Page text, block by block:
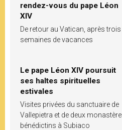
rendez-vous du pape Léon
XIV
De retour au Vatican, après trois
semaines de vacances
Le pape Léon XIV poursuit
ses haltes spirituelles
estivales
Visites privées du sanctuaire de
Vallepietra et de deux
bénédictins à Subiaco